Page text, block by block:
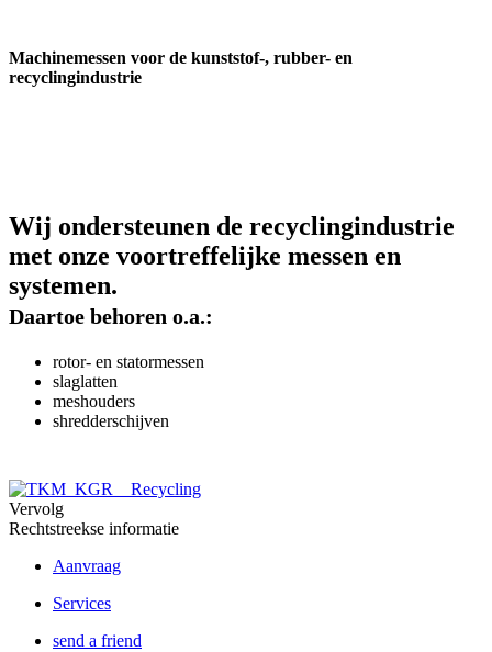
Machinemessen voor de kunststof-, rubber- en
recyclingindustrie
Wij ondersteunen de recyclingindustrie
met onze voortreffelijke messen en
systemen.
Daartoe behoren o.a.:
rotor- en statormessen
slaglatten
meshouders
shredderschijven
Vervolg
Rechtstreekse informatie
Aanvraag
Services
send a friend